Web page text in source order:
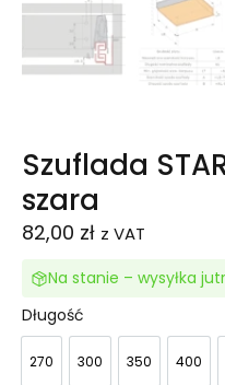
Szuflada
szara
82,00 zł z VAT
Na stanie – wysyłka
Długość
270 300 350 400